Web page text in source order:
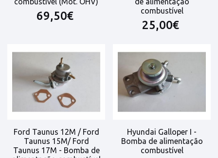
69,50€
combustível
25,00€
Ford Taunus 12M / Ford
Taunus 15M/ Ford
Taunus 17M - Bomba de
Hyundai Galloper I -
Bomba de alimentação
combustível